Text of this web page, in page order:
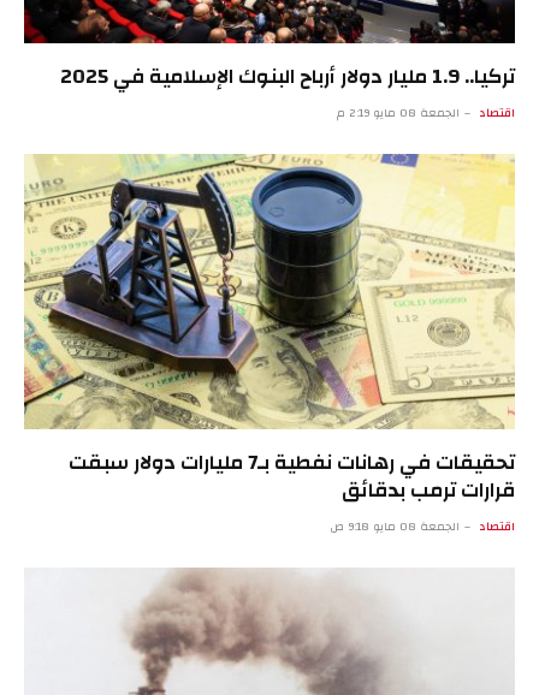
تركيا.. 1.9 مليار دولار أرباح البنوك الإسلامية في 2025
اقتصاد الجمعة 08 مايو 2:19 م
تحقيقات في رهانات نفطية بـ7 مليارات دولار سبقت
قرارات ترمب بدقائق
اقتصاد الجمعة 08 مايو 9:18 ص